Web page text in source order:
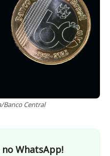
Banco Central
WhatsApp!